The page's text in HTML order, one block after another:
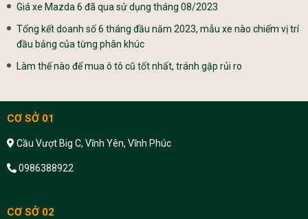
Giá xe Mazda 6 đã qua sử dụng tháng 08/2023
Tổng kết doanh số 6 tháng đầu năm 2023, mẫu xe nào chiếm vị trí
đầu bảng của từng phân khúc
Làm thế nào để mua ô tô cũ tốt nhất, tránh gặp rủi ro
CƠ SỞ 01
Cầu Vượt Big C, Vĩnh Yên, Vĩnh Phúc
0986388922
CƠ SỞ 02